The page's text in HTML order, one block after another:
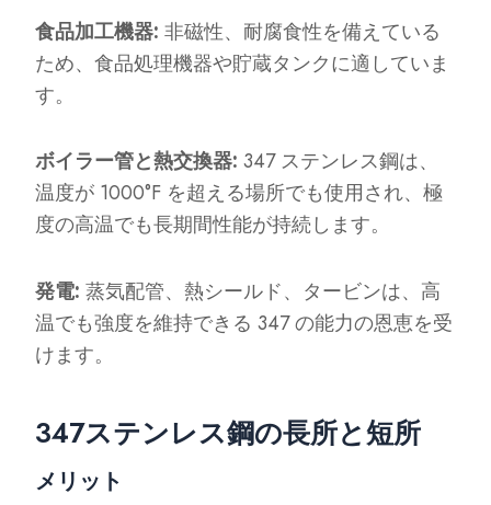
食品加工機器:非磁性、耐腐食性を備えている
ため、食品処理機器や貯蔵タンクに適していま
す。
ボイラー管と熱交換器: 347 ステンレス鋼は、
温度が 1000°F を超える場所でも使用され、極
度の高温でも長期間性能が持続します。
発電:蒸気配管、熱シールド、タービンは、高
温でも強度を維持できる 347 の能力の恩恵を受
けます。
347ステンレス鋼の長所と短所
メリット